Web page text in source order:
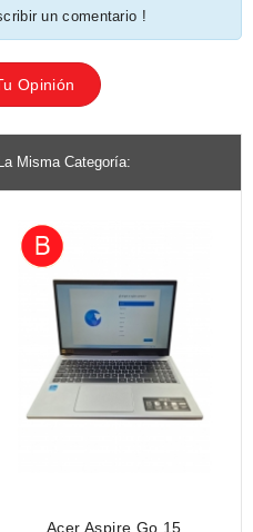
un comentario !
Opinión
Misma Categoría:
Acer Aspire Go 15